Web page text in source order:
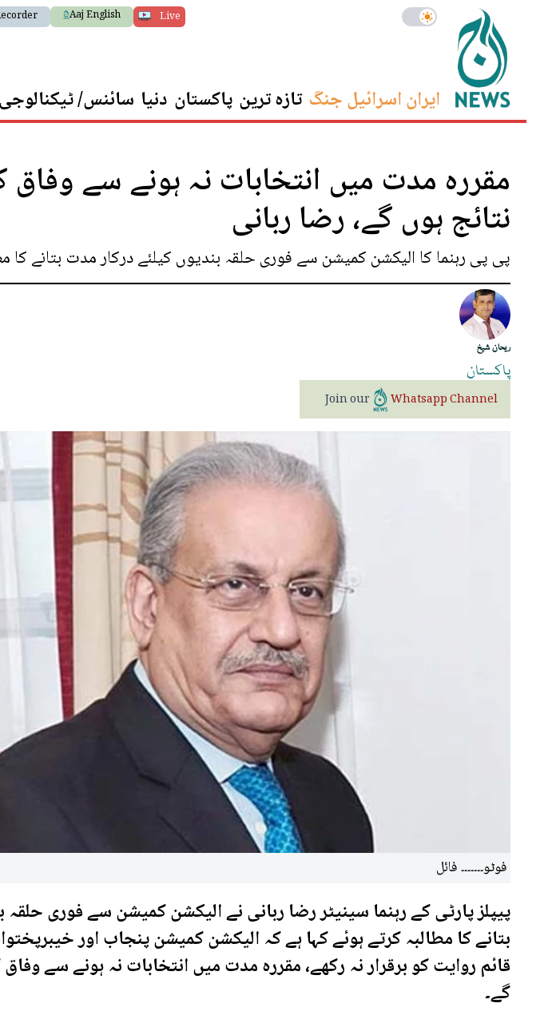
Live
Aaj English
ایران اسرائیل جنگ تازہ ترین پاکستان دنیا سائنس/ ٹیکنالوجی
مقررہ مدت میں انتخابات نہ ہونے سے وفاق
نتائج ہوں گے، رضا ربانی
پی پی رہنما کا الیکشن کمیشن سے فوری حلقہ بندیوں کیلئے درکار مدت بتانے کا
ریحان شیخ
پاکستان
Join our Whatsapp Channel
فوٹو۔۔۔۔۔۔۔ فائل
پیپلز پارٹی کے رہنما سینیٹر رضا ربانی نے الیکشن کمیشن سے فوری
بتانے کا مطالبہ کرتے ہوئے کہا ہے کہ الیکشن کمیشن پنجاب اور
قائم روایت کو برقرار نہ رکھے، مقررہ مدت میں انتخابات نہ ہونے سے
گے۔